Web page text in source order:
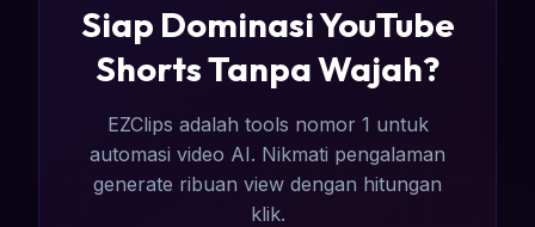
Siap Dominasi YouTube
Shorts Tanpa Wajah?
EZClips adalah tools nomor 1 untuk
automasi video AI. Nikmati pengalaman
generate ribuan view dengan hitungan
klik.